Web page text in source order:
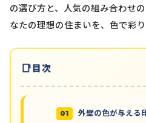
の選び方と、人気の組み合わせ
なたの理想の住まいを、色で彩
目次
外壁の色が与える